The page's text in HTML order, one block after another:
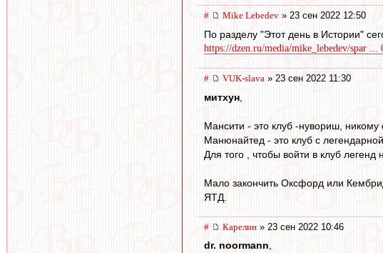
# Mike Lebedev » 23 сен 2022 12:50
По разделу "Этот день в Истории"
https://dzen.ru/media/mike_lebedev/spar ...
# VUK-slava » 23 сен 2022 11:30
митхун
Мансити - это клуб -нувориш, никому
Манюнайтед - это клуб с
Для того , чтобы войти в клуб
Мало закончить Оксфорд или
ЯТД.
# Карелин » 23 сен 2022 10:46
dr. noormann,